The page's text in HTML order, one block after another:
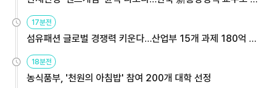
용해야
17분전
섬유패션 글로벌 경쟁력 키운다…산업부 15개 과제 180억 지
원
18분전
농식품부, '천원의 아침밥' 참여 200개 대학 선정